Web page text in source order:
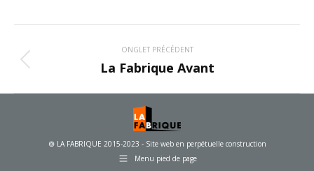
de
commentaire
ONGLET PRÉCÉDENT
Onglet
précédent
La Fabrique Avant
🄯 LA FABRIQUE 2015-2023 - Site web en perpétuelle construction
Menu pied de page